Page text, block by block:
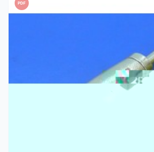
PDF